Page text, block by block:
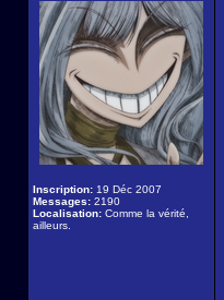
Inscription: 19 Déc 2007
Messages: 2190
Localisation: Comme la vérité,
ailleurs.